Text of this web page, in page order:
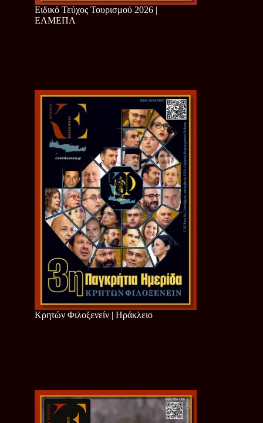
Ειδικό Τεύχος Τουρισμού 2026 |
ΕΛΜΕΠΑ
Κρητών Φιλοξενείν | Ηράκλειο